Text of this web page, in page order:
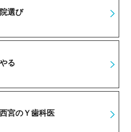
選び
る
宮のＹ歯科医